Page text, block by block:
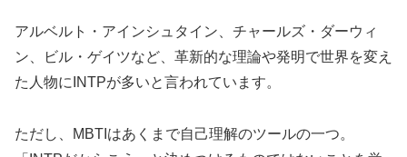
アルベルト・アインシュタイン、チャールズ・ダーウィ
ン、ビル・ゲイツなど、革新的な理論や発明で世界を変え
た人物にINTPが多いと言われています。
ただし、MBTIはあくまで自己理解のツールの一つ。